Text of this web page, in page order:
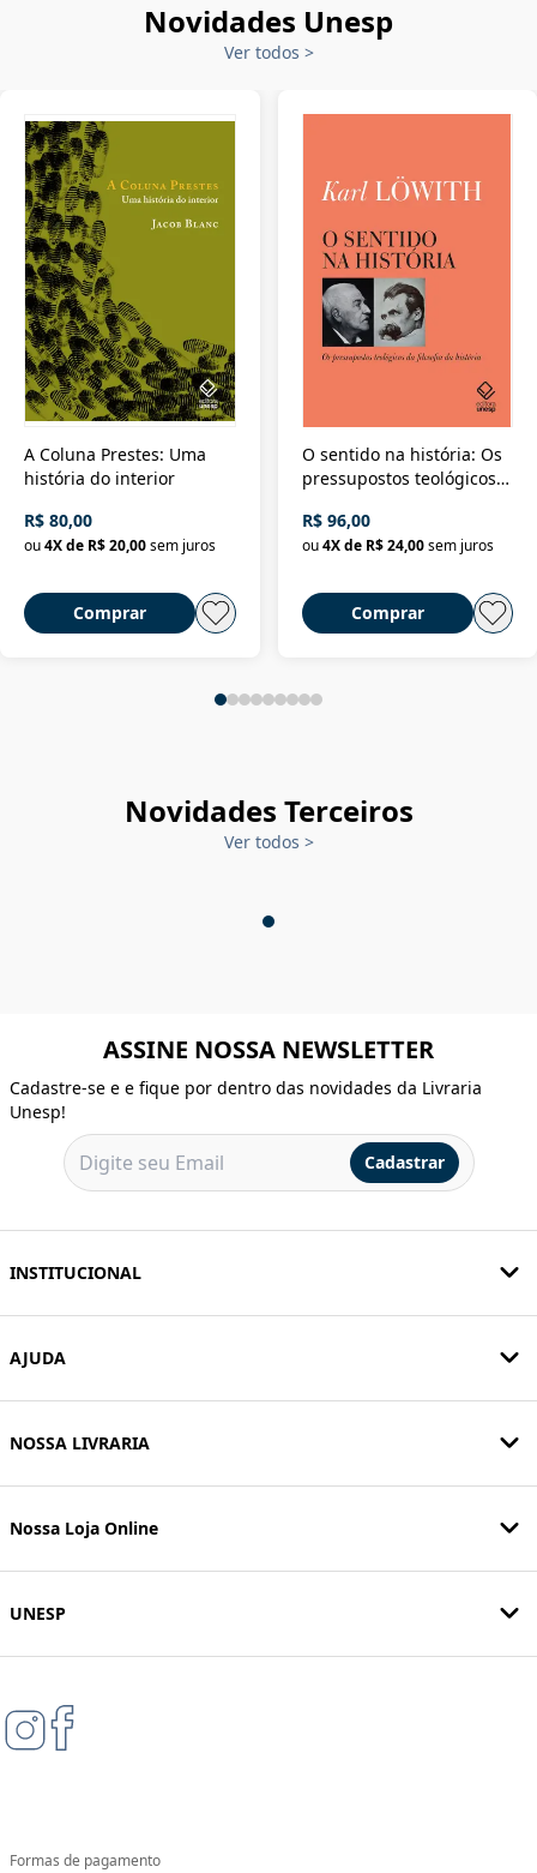
Novidades Unesp
Ver todos >
A Coluna Prestes: Uma
história do interior
R$ 80,00
ou4X de R$ 20,00sem juros
Comprar
O sentido na história: Os
pressupostos teológicos
R$ 96,00
ou 4X de R$ 24,00 sem juros
Comprar
Novidades Terceiros
Ver todos >
ASSINE NOSSA NEWSLETTER
Cadastre-se e e fique por dentro das novidades da Livraria
Unesp!
Cadastrar
INSTITUCIONAL
AJUDA
NOSSA LIVRARIA
Nossa Loja Online
UNESP
Formas de pagamento